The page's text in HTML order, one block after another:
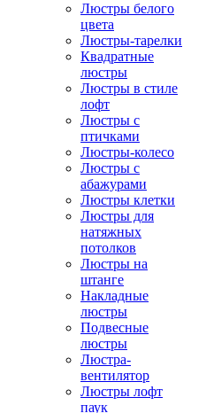
Люстры белого
цвета
Люстры-тарелки
Квадратные
люстры
Люстры в стиле
лофт
Люстры с
птичками
Люстры-колесо
Люстры с
абажурами
Люстры клетки
Люстры для
натяжных
потолков
Люстры на
штанге
Накладные
люстры
Подвесные
люстры
Люстра-
вентилятор
Люстры лофт
паук